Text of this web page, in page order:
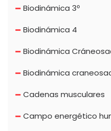
Biodinámica 3º
Biodinámica 4
Biodinámica
Biodinámica
Cadenas musculares
Campo energético